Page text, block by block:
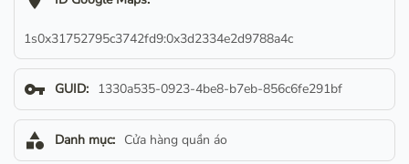
1s0x31752795c3742fd9:0x3d2334e2d9788a4c
vpn_key GUID: 1330a535-0923-4be8-b7eb-856c6fe291bf
category Danh mục: Cửa hàng quần áo